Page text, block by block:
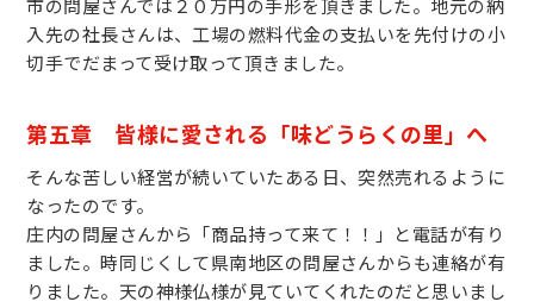
市の問屋さんでは２０万円の手形を頂きました。地元の納
入先の社長さんは、工場の燃料代金の支払いを先付けの小
切手でだまって受け取って頂きました。
第五章 皆様に愛される「味どうらくの里」へ
そんな苦しい経営が続いていたある日、突然売れるように
なったのです。
庄内の問屋さんから「商品持って来て！！」と電話が有り
ました。時同じくして県南地区の問屋さんからも連絡が有
りました。天の神様仏様が見ていてくれたのだと思いまし